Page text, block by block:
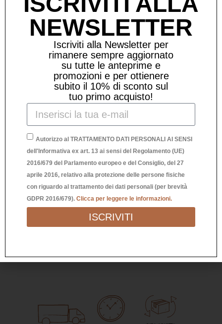
-53
%
OROLOGIO W-ROVER GRIGIO
42,00€ 19,90€
NEWSLETTER
Iscriviti alla Newsletter per
rimanere sempre aggiornato
su tutte le anteprime e
promozioni e per ottienere
subito il 10% di sconto sul
tuo primo acquisto!
Autorizzo al TRATTAMENTO DATI PERSONALI AI SENSI
dell'Informativa ex art. 13 ai sensi del Regolamento (UE)
2016/679 del Parlamento europeo e del Consiglio, del 27
aprile 2016, relativo alla protezione delle persone fisiche
con riguardo al trattamento dei dati personali (per brevità
GDPR 2016/679). Clicca per leggere le informazioni.
ISCRIVITI